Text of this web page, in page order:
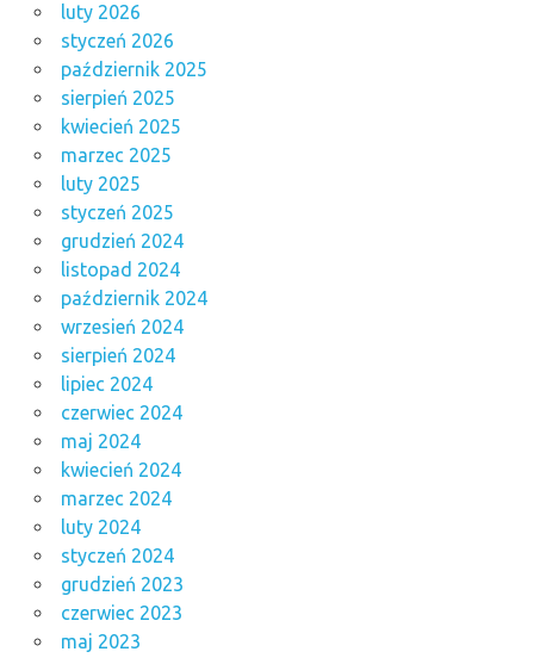
luty 2026
styczeń 2026
październik 2025
sierpień 2025
kwiecień 2025
marzec 2025
luty 2025
styczeń 2025
grudzień 2024
listopad 2024
październik 2024
wrzesień 2024
sierpień 2024
lipiec 2024
czerwiec 2024
maj 2024
kwiecień 2024
marzec 2024
luty 2024
styczeń 2024
grudzień 2023
czerwiec 2023
maj 2023